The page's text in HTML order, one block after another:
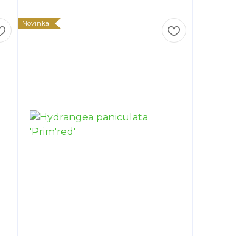
Novinka